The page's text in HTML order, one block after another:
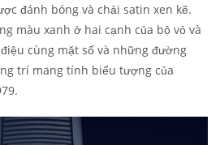
đánh bóng và chải satin xen kẽ.
màu xanh ở hai cạnh của bộ vỏ và
cùng mặt số và những đường
trí mang tính biểu tượng của